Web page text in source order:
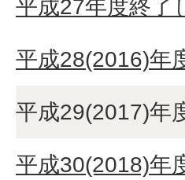
平成27年度終了
平成28(2016)年
平成29(2017)年
平成30(2018)年